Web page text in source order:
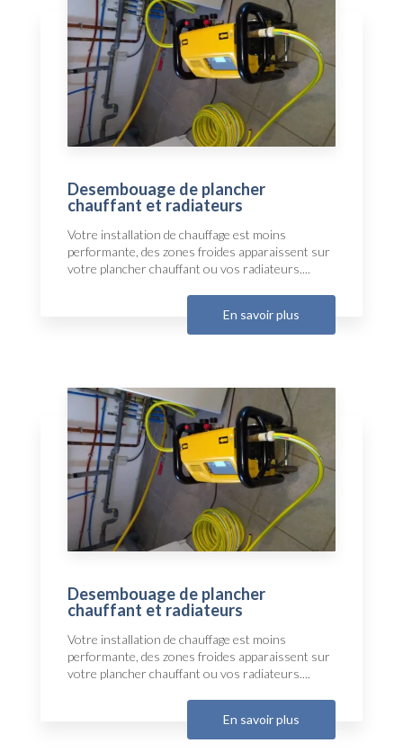
Desembouage de plancher
chauffant et radiateurs
Votre installation de chauffage est moins
performante, des zones froides apparaissent sur
votre plancher chauffant ou vos radiateurs....
En savoir plus
Desembouage de plancher
chauffant et radiateurs
Votre installation de chauffage est moins
performante, des zones froides apparaissent sur
votre plancher chauffant ou vos radiateurs....
En savoir plus